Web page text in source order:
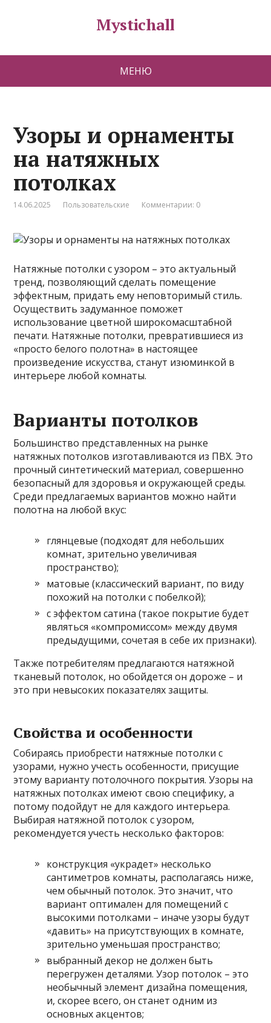
Mystichall
МЕНЮ
Узоры и орнаменты
на натяжных
потолках
14.06.2025 Пользовательские Комментарии: 0
Натяжные потолки с узором – это актуальный
тренд, позволяющий сделать помещение
эффектным, придать ему неповторимый стиль.
Осуществить задуманное поможет
использование цветной широкомасштабной
печати. Натяжные потолки, превратившиеся из
«просто белого полотна» в настоящее
произведение искусства, станут изюминкой в
интерьере любой комнаты.
Варианты потолков
Большинство представленных на рынке
натяжных потолков изготавливаются из ПВХ. Это
прочный синтетический материал,совершенно
безопасный для здоровья и окружающей среды.
Среди предлагаемых вариантов можно найти
полотна на любой вкус:
глянцевые (подходят для небольших
комнат, зрительно увеличивая
пространство);
матовые (классический вариант, по виду
похожий на потолки с побелкой);
с эффектом сатина (такое покрытие будет
являться «компромиссом» между двумя
предыдущими, сочетая в себе их признаки).
Также потребителям предлагаются натяжной
тканевый потолок, но обойдется он дороже – и
это при невысоких показателях защиты.
Свойства и особенности
Собираясь приобрести натяжные потолки с
узорами, нужно учесть особенности, присущие
этому варианту потолочного покрытия. Узоры на
натяжных потолках имеют свою специфику, а
потому подойдут не для каждого интерьера.
Выбирая натяжной потолок с узором,
рекомендуется учесть несколько факторов:
конструкция «украдет» несколько
сантиметров комнаты, располагаясь ниже,
чем обычный потолок. Это значит, что
вариант оптимален для помещений с
высокими потолками – иначе узоры будут
«давить» на присутствующих в комнате,
зрительно уменьшая пространство;
выбранный декор не должен быть
перегружен деталями. Узор потолок – это
необычный элемент дизайна помещения,
и, скорее всего, он станет одним из
основных акцентов;